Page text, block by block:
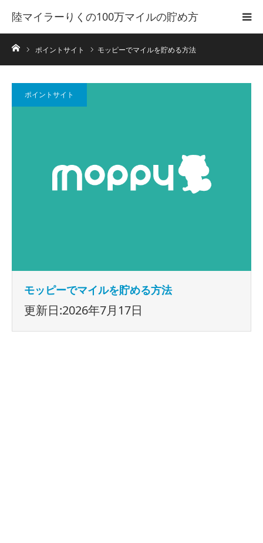
陸マイラーりくの100万マイルの貯め方
ホームポイントサイト モッピーでマイルを貯める方法
ポイントサイト
モッピーでマイルを貯める方法
更新日:2026年7月17日